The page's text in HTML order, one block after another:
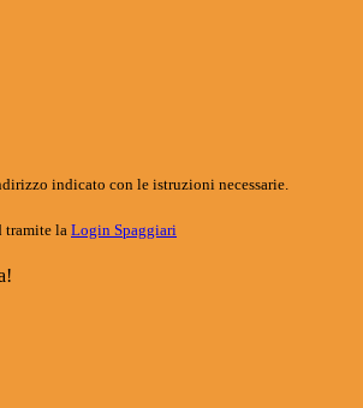
indicato con le istruzioni necessarie.
tramite la Login Spaggiari